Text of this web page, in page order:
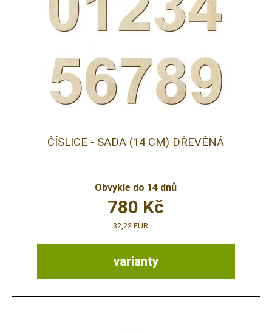
ČÍSLICE - SADA (14 CM) DŘEVĚNÁ
Obvykle do 14 dnů
varianty
780 Kč
32,22 EUR